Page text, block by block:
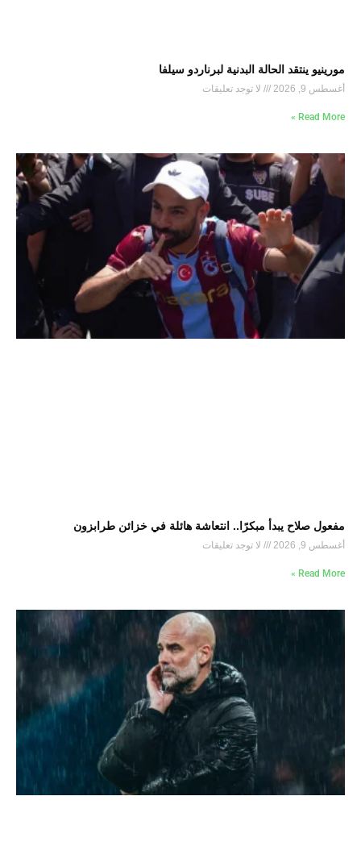
مورينيو ينتقد الحالة البدنية لبرناردو سيلفا
أغسطس 9, 2026 لا توجد تعليقات
Read More »
مفعول صلاح يبدأ مبكرًا.. انتعاشة هائلة في خزائن طرابزون
أغسطس 9, 2026 لا توجد تعليقات
Read More »